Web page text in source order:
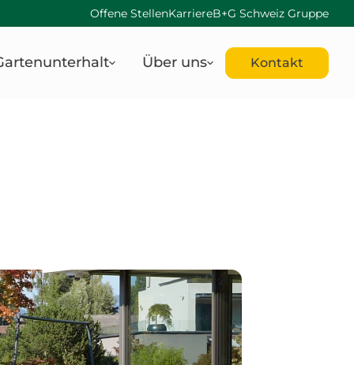
Offene StellenKarriereB+G Schweiz Gruppe
Über uns Kontakt